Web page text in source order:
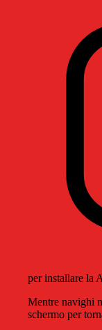
per installare la
Mentre navighi
schermo per